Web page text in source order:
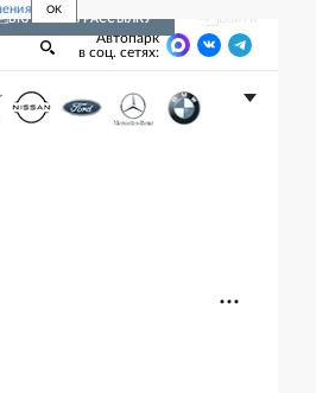
OK
ВКЛЮЧИТЬ РАССЫЛКУ
Автопарк
в соц. сетях: